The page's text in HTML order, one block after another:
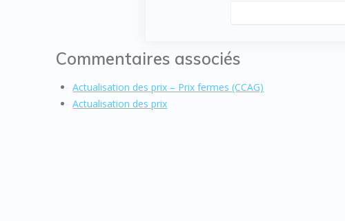
Commentaires associés
Actualisation des prix – Prix fermes (CCAG)
Actualisation des prix